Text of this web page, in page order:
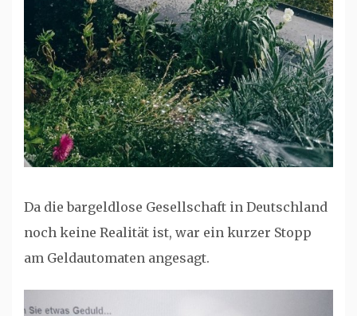
Da die bargeldlose Gesellschaft in Deutschland
noch keine Realität ist, war ein kurzer Stopp
am Geldautomaten angesagt.